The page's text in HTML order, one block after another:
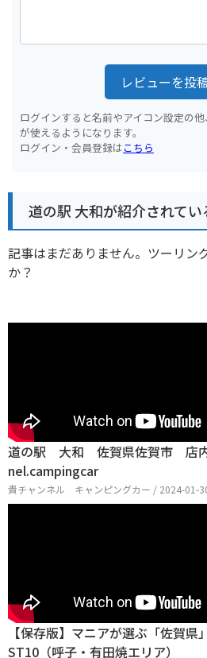
レビューを投
ログインすると名前やアイコン設定の
が使えるようになります。
ログイン・会員登録はこちら
道の駅 大和が紹介されて
記事はまだありません。ツーリン
か？
道の駅 大和 佐賀県佐賀市 店
nel.campingcar
貴チャンネル キャンピングカー / 2024-01-
【保存版】マニアが選ぶ「佐賀
ST10（呼子・有田焼エリア）